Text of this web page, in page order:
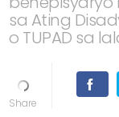
sa Ating
o TUPAD sa